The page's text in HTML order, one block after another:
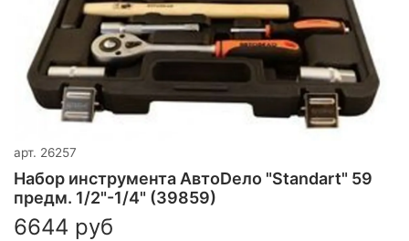
арт. 26257
Набор инструмента АвтоDело "Standart" 59
предм. 1/2"-1/4" (39859)
6644 руб